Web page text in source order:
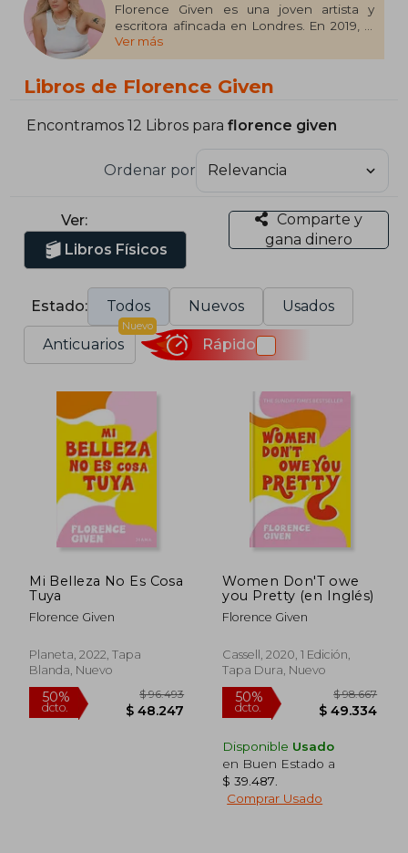
Florence Given es una joven artista y
escritora afincada en Londres. En 2019, la
revista Cosmopolitan la designó Influencer
del Año. Ha acudido como invitada al
el estigma de ser una mujer soltera, y
campaña que ella misma lideró contra la
Ver más
Libros de Florence Given
Encontramos 12 Libros paraflorence given
Ordenar por
Ver:
Libros Físicos
Comparte y
gana dinero
Estado: Todos Nuevos Usados
Anticuarios
Nuevo
Rápido
Mi Belleza No Es Cosa
Tuya
Florence Given
Planeta, 2022, Tapa
Blanda, Nuevo
Women Don'T owe
you Pretty (en Inglés)
Florence Given
Cassell, 2020, 1 Edición,
Tapa Dura, Nuevo
Disponible Usado
en Buen Estado a
$ 39.487
Comprar Usado